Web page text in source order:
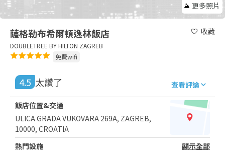
更多照片
薩格勒布希爾頓逸林飯店
DOUBLETREE BY HILTON ZAGREB
免費wifi
收藏
4.5 太讚了 查看評論
飯店位置&交通
ULICA GRADA VUKOVARA 269A, ZAGREB,
10000, CROATIA
熱門設施
顯示全部